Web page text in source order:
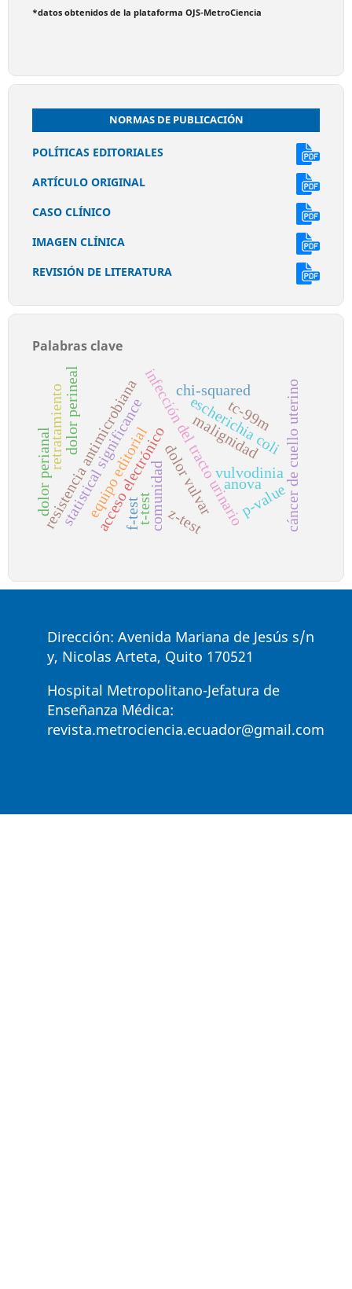
*datos obtenidos de la plataforma OJS-MetroCiencia
NORMAS DE PUBLICACIÓN
POLÍTICAS EDITORIALES
ARTÍCULO ORIGINAL
CASO CLÍNICO
IMAGEN CLÍNICA
REVISIÓN DE LITERATURA
Palabras clave
equipo editorial
acceso electrónicoinfección del tracto urinario
comunidad
escherichia coli
resistencia antimicrobiana
dolor perineal
vulvodinia
dolor vulvar
dolor perianal
retratamiento cáncer de cuello uterino
p-value
statistical significance z-test
t-test
anova
chi-squared
f-test
malignidad
tc-99m
Dirección: Avenida Mariana de Jesús s/n
y, Nicolas Arteta, Quito 170521
Hospital Metropolitano-Jefatura de
Enseñanza Médica:
revista.metrociencia.ecuador@gmail.com